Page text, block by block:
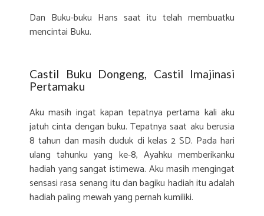
Dan Buku-buku Hans saat itu telah membuatku
mencintai Buku.
Castil Buku Dongeng, Castil Imajinasi
Pertamaku
Aku masih ingat kapan tepatnya pertama kali aku
jatuh cinta dengan buku. Tepatnya saat aku berusia
8 tahun dan masih duduk di kelas 2 SD. Pada hari
ulang tahunku yang ke-8, Ayahku memberikanku
hadiah yang sangat istimewa. Aku masih mengingat
sensasi rasa senang itu dan bagiku hadiah itu adalah
hadiah paling mewah yang pernah kumiliki.